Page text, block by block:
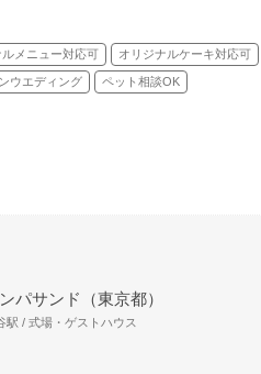
ルメニュー対応可 オリジナルケーキ対応可
ウエディング ペット相談OK
パサンド（東京都）
駅 / 式場・ゲストハウス